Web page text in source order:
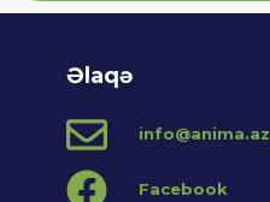
Əlaqə
info@anima.az
Facebook